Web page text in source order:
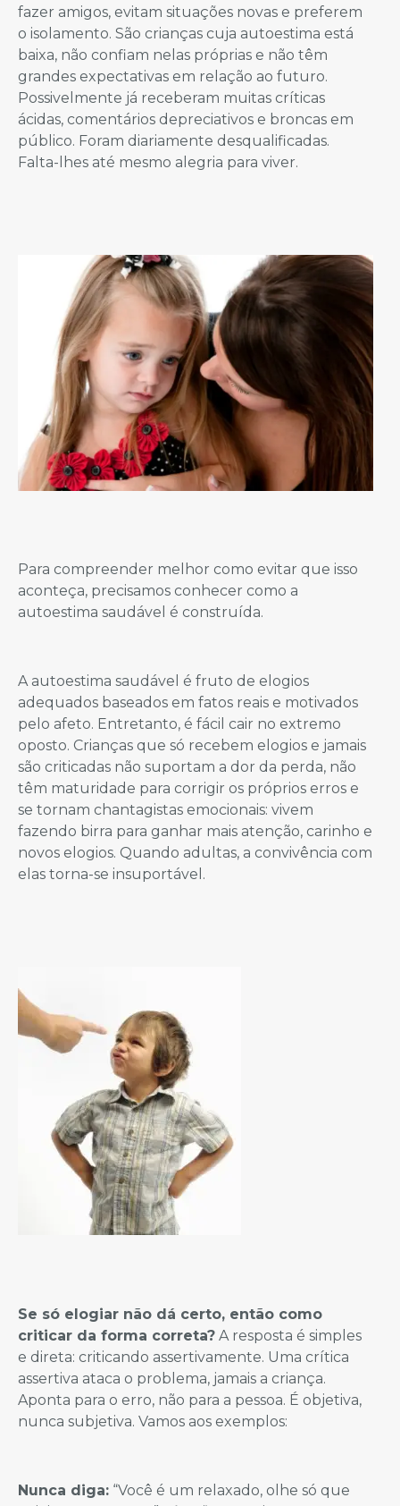
fazer amigos, evitam situações novas e preferem
o isolamento. São crianças cuja autoestima está
baixa, não confiam nelas próprias e não têm
grandes expectativas em relação ao futuro.
Possivelmente já receberam muitas críticas
ácidas, comentários depreciativos e broncas em
público. Foram diariamente desqualificadas.
Falta-lhes até mesmo alegria para viver.
Para compreender melhor como evitar que isso
aconteça, precisamos conhecer como a
autoestima saudável é construída.
A autoestima saudável é fruto de elogios
adequados baseados em fatos reais e motivados
pelo afeto. Entretanto, é fácil cair no extremo
oposto. Crianças que só recebem elogios e jamais
são criticadas não suportam a dor da perda, não
têm maturidade para corrigir os próprios erros e
se tornam chantagistas emocionais: vivem
fazendo birra para ganhar mais atenção, carinho e
novos elogios. Quando adultas, a convivência com
elas torna-se insuportável.
Se só elogiar não dá certo, então como
criticar da forma correta? A resposta é simples
e direta: criticando assertivamente. Uma crítica
assertiva ataca o problema, jamais a criança.
Aponta para o erro, não para a pessoa. É objetiva,
nunca subjetiva. Vamos aos exemplos:
Nunca diga: “Você é um relaxado, olhe só que